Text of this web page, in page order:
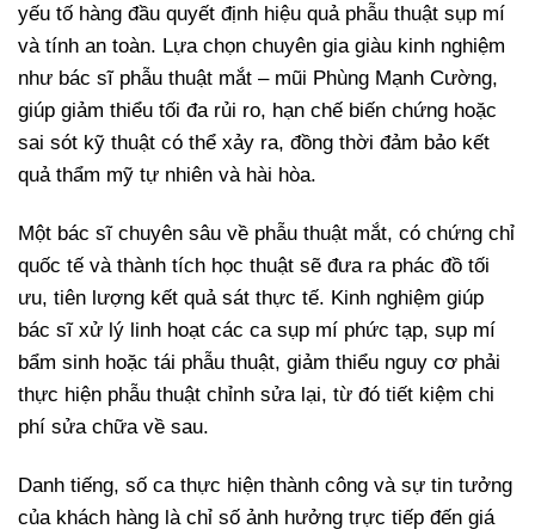
yếu tố hàng đầu quyết định hiệu quả phẫu thuật sụp mí
và tính an toàn. Lựa chọn chuyên gia giàu kinh nghiệm
như bác sĩ phẫu thuật mắt – mũi Phùng Mạnh Cường,
giúp giảm thiểu tối đa rủi ro, hạn chế biến chứng hoặc
sai sót kỹ thuật có thể xảy ra, đồng thời đảm bảo kết
quả thẩm mỹ tự nhiên và hài hòa.
Một bác sĩ chuyên sâu về phẫu thuật mắt, có chứng chỉ
quốc tế và thành tích học thuật sẽ đưa ra phác đồ tối
ưu, tiên lượng kết quả sát thực tế. Kinh nghiệm giúp
bác sĩ xử lý linh hoạt các ca sụp mí phức tạp, sụp mí
bẩm sinh hoặc tái phẫu thuật, giảm thiểu nguy cơ phải
thực hiện phẫu thuật chỉnh sửa lại, từ đó tiết kiệm chi
phí sửa chữa về sau.
Danh tiếng, số ca thực hiện thành công và sự tin tưởng
của khách hàng là chỉ số ảnh hưởng trực tiếp đến giá